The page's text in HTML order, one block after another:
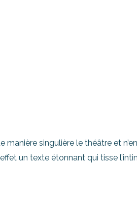
singulière le théâtre et
un texte étonnant qui tisse